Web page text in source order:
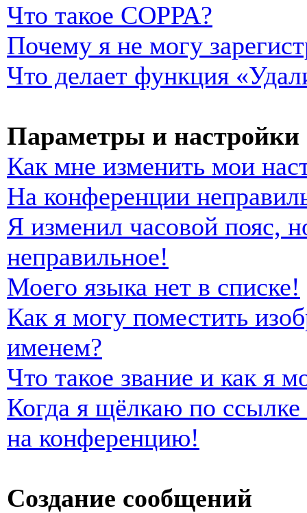
Что такое COPPA?
Почему я не могу
Что делает функция
Параметры и настройки
Как мне изменить мои
На конференции
Я изменил часовой пояс,
неправильное!
Моего языка нет в списке!
Как я могу поместить
именем?
Что такое звание и как я
Когда я щёлкаю по
на конференцию!
Создание сообщений